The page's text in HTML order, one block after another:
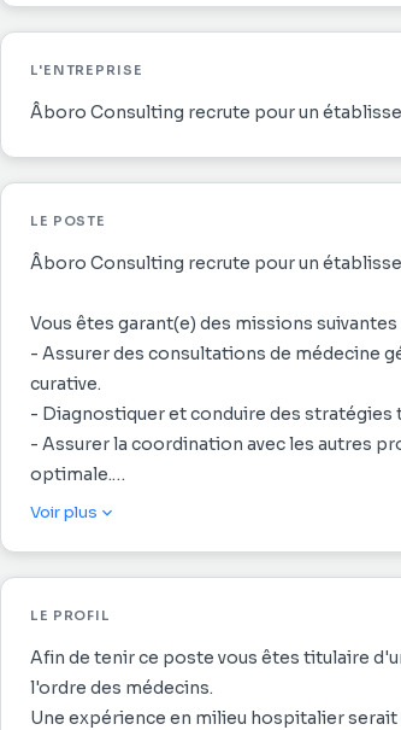
L'ENTREPRISE
Âboro Consulting recrute pour un
LE POSTE
Âboro Consulting recrute pour un
Vous êtes garant(e) des missions suivantes
- Assurer des consultations de médecine
curative.
- Diagnostiquer et conduire des stratégies
- Assurer la coordination avec les autres
optimale.
- Assurer le suivi des patients, y compris
- Restez actualisé concernant les
de la profession.
- Participer activement aux réunions
Voir plus
LE PROFIL
Afin de tenir ce poste vous êtes titulaire
l'ordre des médecins.
Une expérience en milieu hospitalier